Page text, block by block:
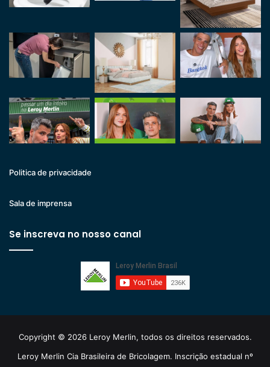
Politica de privacidade
Sala de imprensa
Se inscreva no nosso canal
Copyright © 2026 Leroy Merlin, todos os direitos reservados.
Leroy Merlin Cia Brasileira de Bricolagem. Inscrição estadual nº